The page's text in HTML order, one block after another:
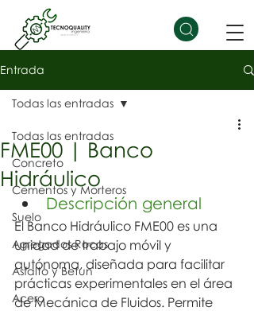
Entrada
Todas las entradas
Concreto
Cementos y Morteros
Suelo
Agregados Rocas
Asfalto y Betun
Acero
Todas las entradas
FME00 | Banco
Hidráulico
Descripción general
El Banco Hidráulico FME00 es una
unidad de trabajo móvil y
autónoma, diseñada para facilitar
prácticas experimentales en el área
de Mecánica de Fluidos. Permite